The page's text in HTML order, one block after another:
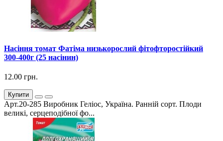
Насіння томат Фатіма низькорослий фітофторостійкий
300-400г (25 насінин)
12.00 грн.
Купити
Арт.20-285 Виробник Геліос, Україна. Ранній сорт. Плоди
великі, серцеподібної фо...